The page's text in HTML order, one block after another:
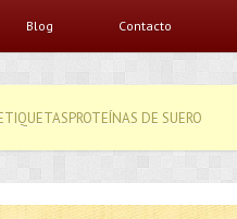
Blog Contacto
DE SUERO